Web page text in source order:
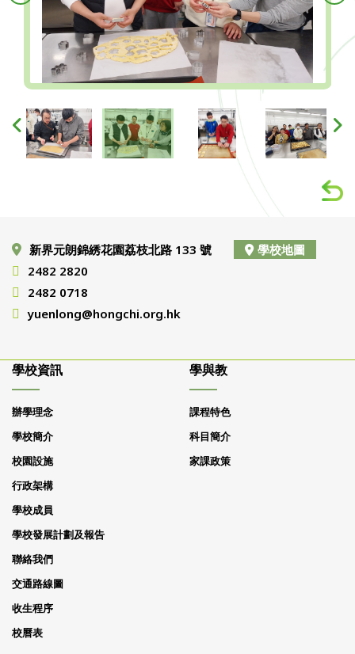
新界元朗錦綉花園荔枝北路 133 號
學校地圖
2482 2820
2482 0718
yuenlong@hongchi.org.hk
學校資訊
辦學理念
學校簡介
校園設施
行政架構
學校成員
學校發展計劃及報告
聯絡我們
交通路線圖
收生程序
校曆表
學與教
課程特色
科目簡介
家課政策